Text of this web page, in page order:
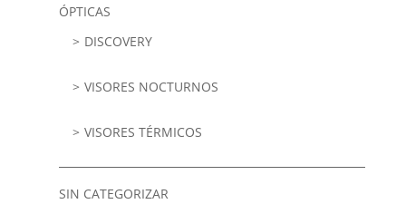
ÓPTICAS
DISCOVERY
VISORES NOCTURNOS
VISORES TÉRMICOS
SIN CATEGORIZAR